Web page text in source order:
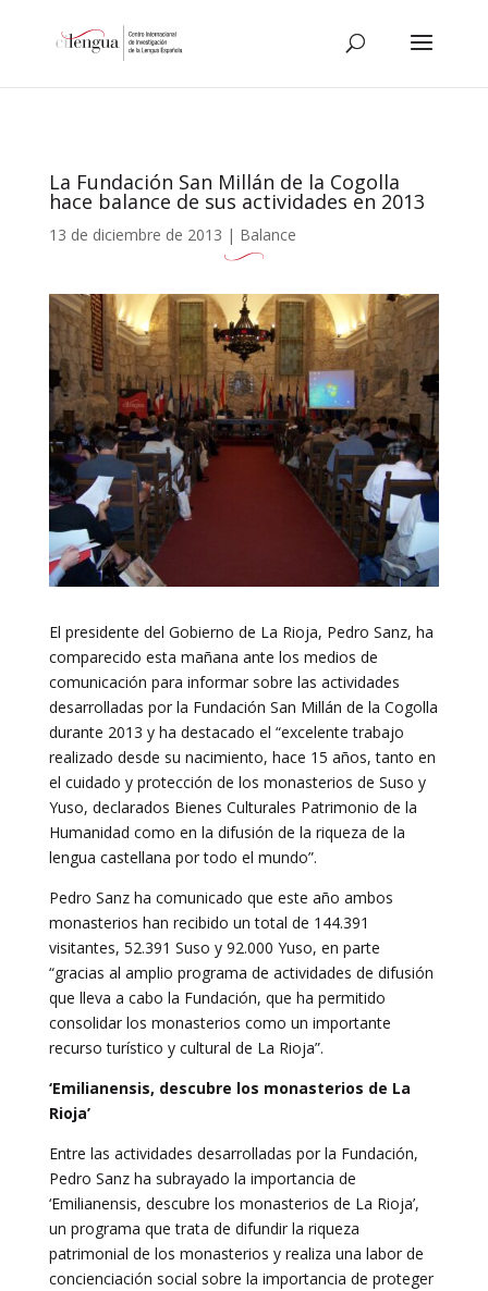
La Fundación San Millán de la Cogolla
hace balance de sus actividades en 2013
13 de diciembre de 2013 | Balance
El presidente del Gobierno de La Rioja, Pedro Sanz, ha
comparecido esta mañana ante los medios de
comunicación para informar sobre las actividades
desarrolladas por la Fundación San Millán de la Cogolla
durante 2013 y ha destacado el “excelente trabajo
realizado desde su nacimiento, hace 15 años, tanto en
el cuidado y protección de los monasterios de Suso y
Yuso, declarados Bienes Culturales Patrimonio de la
Humanidad como en la difusión de la riqueza de la
lengua castellana por todo el mundo”.
Pedro Sanz ha comunicado que este año ambos
monasterios han recibido un total de 144.391
visitantes, 52.391 Suso y 92.000 Yuso, en parte
“gracias al amplio programa de actividades de difusión
que lleva a cabo la Fundación, que ha permitido
consolidar los monasterios como un importante
recurso turístico y cultural de La Rioja”.
‘Emilianensis, descubre los monasterios de La
Rioja’
Entre las actividades desarrolladas por la Fundación,
Pedro Sanz ha subrayado la importancia de
‘Emilianensis, descubre los monasterios de La Rioja’,
un programa que trata de difundir la riqueza
patrimonial de los monasterios y realiza una labor de
concienciación social sobre la importancia de proteger